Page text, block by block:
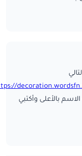
بالأعلى وأكتبي